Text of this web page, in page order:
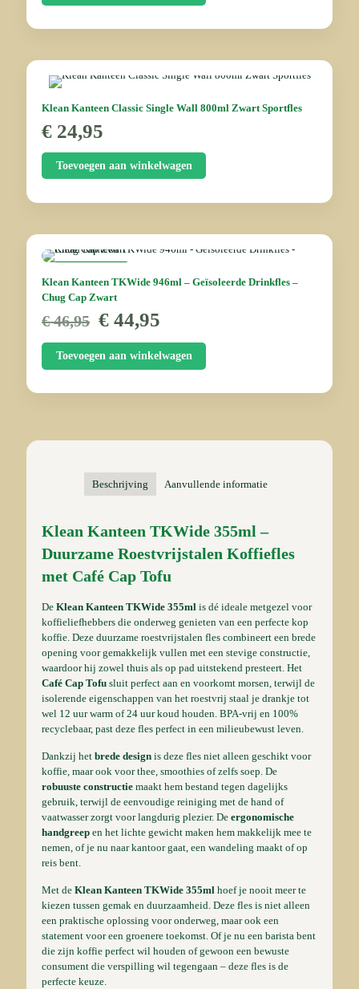
Klean Kanteen Classic Single Wall 800ml Zwart Sportfles
€ 24,95
Toevoegen aan winkelwagen
Klean Kanteen TKWide 946ml – Geïsoleerde Drinkfles –
Chug Cap Zwart
€46,95 Oorspronkelijke
prijs
was:
€ 46,95.
€ 44,95
is:
€ 44,95.
Toevoegen aan winkelwagen
Beschrijving Aanvullende informatie
Klean Kanteen TKWide 355ml –
Duurzame Roestvrijstalen Koffiefles
met Café Cap Tofu
De Klean Kanteen TKWide 355mlis dé ideale metgezel voor
koffieliefhebbers die onderweg genieten van een perfecte kop
koffie. Deze duurzame roestvrijstalen fles combineert een brede
opening voor gemakkelijk vullen met een stevige constructie,
waardoor hij zowel thuis als op pad uitstekend presteert. Het
Café Cap Tofusluit perfect aan en voorkomt morsen, terwijl de
isolerende eigenschappen van het roestvrij staal je drankje tot
wel 12 uur warm of 24 uur koud houden. BPA-vrij en 100%
recyclebaar, past deze fles perfect in een milieubewust leven.
Dankzij het brede designis deze fles niet alleen geschikt voor
koffie, maar ook voor thee, smoothies of zelfs soep. De
robuuste constructiemaakt hem bestand tegen dagelijks
gebruik, terwijl de eenvoudige reiniging met de hand of
vaatwasser zorgt voor langdurig plezier. De ergonomische
handgreepen het lichte gewicht maken hem makkelijk mee te
nemen, of je nu naar kantoor gaat, een wandeling maakt of op
reis bent.
Met de Klean Kanteen TKWide 355mlhoef je nooit meer te
kiezen tussen gemak en duurzaamheid. Deze fles is niet alleen
een praktische oplossing voor onderweg, maar ook een
statement voor een groenere toekomst. Of je nu een barista bent
die zijn koffie perfect wil houden of gewoon een bewuste
consument die verspilling wil tegengaan – deze fles is de
perfecte keuze.